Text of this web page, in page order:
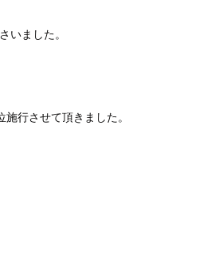
いました。
行させて頂きました。